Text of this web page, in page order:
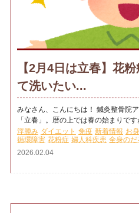
【2月4日は立春】花
て洗いたい...
みなさん、こんにちは！ 鍼灸整骨院
「立春」。暦の上では春の始まりで
浮腫み ダイエット 免疫 新着情報 お
循環障害 花粉症 婦人科疾患 全身のだ
2026.02.04